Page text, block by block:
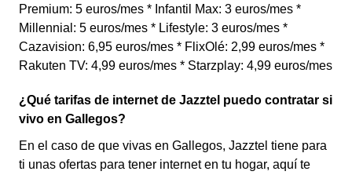
Premium: 5 euros/mes * Infantil Max: 3 euros/mes *
Millennial: 5 euros/mes * Lifestyle: 3 euros/mes *
Cazavision: 6,95 euros/mes * FlixOlé: 2,99 euros/mes *
Rakuten TV: 4,99 euros/mes * Starzplay: 4,99 euros/mes
¿Qué tarifas de internet de Jazztel puedo contratar si
vivo en Gallegos?
En el caso de que vivas en Gallegos, Jazztel tiene para
ti unas ofertas para tener internet en tu hogar, aquí te